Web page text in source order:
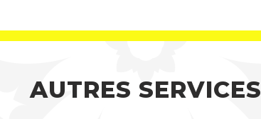
AUTRES SERVICES